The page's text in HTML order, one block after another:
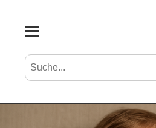
Suche nach Vornamen